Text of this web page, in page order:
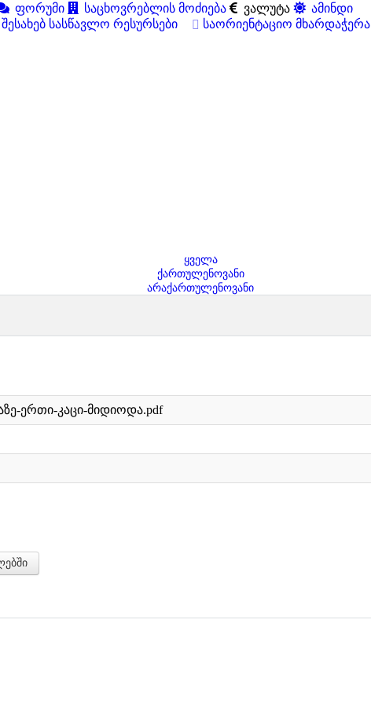
ფორუმი საცხოვრებლის მოძიება ვალუტა ამინდი
სასწავლო რესურსები საორიენტაციო მხარდაჭერა
ყველა
ქართულენოვანი
არაქართულენოვანი
ერთი-კაცი-მიდიოდა.pdf